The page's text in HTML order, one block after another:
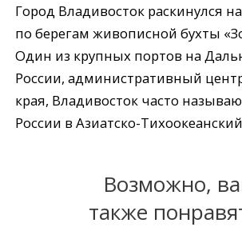
Город Владивосток раскинулся
по берегам живописной бухты
Один из крупных портов на
России, административный
края, Владивосток часто
России в Азиатско-
Возможно,
также